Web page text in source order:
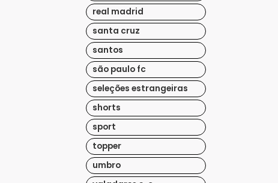
real madrid
santa cruz
santos
são paulo fc
seleções estrangeiras
shorts
sport
topper
umbro